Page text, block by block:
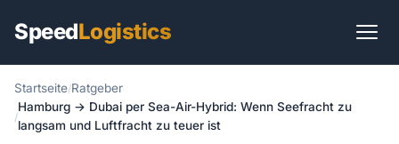
SpeedLogistics
Start
Transportarten
Startseite Ratgeber
Hamburg → Dubai per Sea-Air-Hybrid: Wenn Seefracht zu
langsam und Luftfracht zu teuer ist